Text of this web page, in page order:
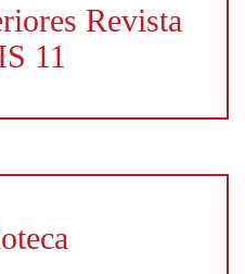
Revista
11